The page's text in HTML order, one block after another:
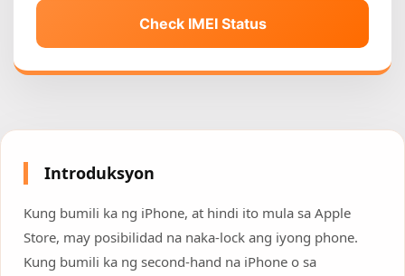
Check IMEI Status
Introduksyon
Kung bumili ka ng iPhone, at hindi ito mula sa Apple
Store, may posibilidad na naka-lock ang iyong phone.
Kung bumili ka ng second-hand na iPhone o sa